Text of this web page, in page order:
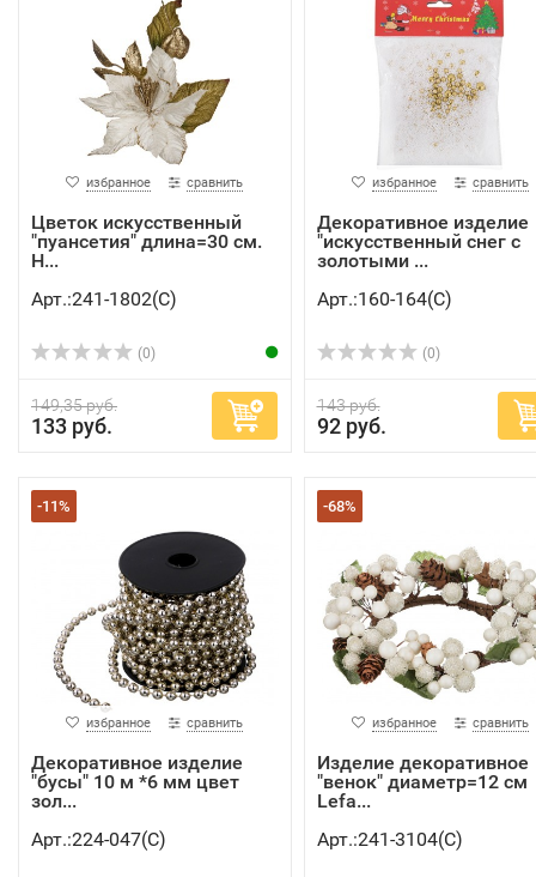
избранное сравнить
Цветок искусственный
"пуансетия" длина=30 см.
H...
Арт.:241-1802(C)
(0)
149,35 руб.
133 руб.
избранное сравнить
Декоративное изделие
"искусственный снег с
золотыми ...
Арт.:160-164(C)
(0)
143 руб.
92 руб.
-11%
избранное сравнить
Декоративное изделие
"бусы" 10 м *6 мм цвет
зол...
Арт.:224-047(C)
-68%
избранное сравнить
Изделие декоративное
"венок" диаметр=12 см
Lefa...
Арт.:241-3104(C)